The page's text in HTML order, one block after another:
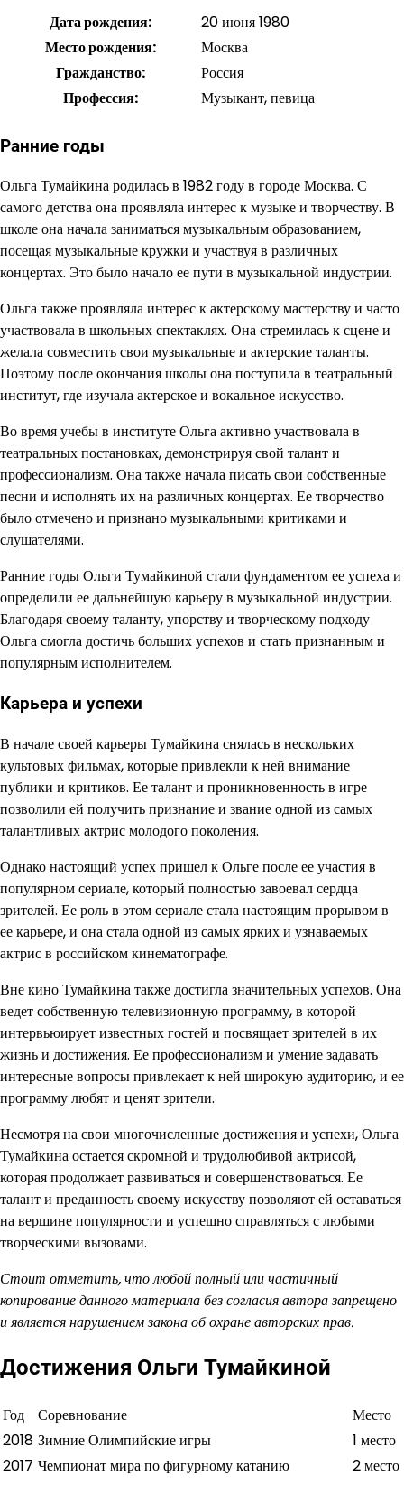
Дата рождения:
20 июня 1980
Место рождения:
Москва
Гражданство:
Россия
Профессия:
Музыкант, певица
Ранние годы
Ольга Тумайкина родилась в 1982 году в городе Москва. С
самого детства она проявляла интерес к музыке и творчеству. В
школе она начала заниматься музыкальным образованием,
посещая музыкальные кружки и участвуя в различных
концертах. Это было начало ее пути в музыкальной индустрии.
Ольга также проявляла интерес к актерскому мастерству и часто
участвовала в школьных спектаклях. Она стремилась к сцене и
желала совместить свои музыкальные и актерские таланты.
Поэтому после окончания школы она поступила в театральный
институт, где изучала актерское и вокальное искусство.
Во время учебы в институте Ольга активно участвовала в
театральных постановках, демонстрируя свой талант и
профессионализм. Она также начала писать свои собственные
песни и исполнять их на различных концертах. Ее творчество
было отмечено и признано музыкальными критиками и
слушателями.
Ранние годы Ольги Тумайкиной стали фундаментом ее успеха и
определили ее дальнейшую карьеру в музыкальной индустрии.
Благодаря своему таланту, упорству и творческому подходу
Ольга смогла достичь больших успехов и стать признанным и
популярным исполнителем.
Карьера и успехи
В начале своей карьеры Тумайкина снялась в нескольких
культовых фильмах, которые привлекли к ней внимание
публики и критиков. Ее талант и проникновенность в игре
позволили ей получить признание и звание одной из самых
талантливых актрис молодого поколения.
Однако настоящий успех пришел к Ольге после ее участия в
популярном сериале, который полностью завоевал сердца
зрителей. Ее роль в этом сериале стала настоящим прорывом в
ее карьере, и она стала одной из самых ярких и узнаваемых
актрис в российском кинематографе.
Вне кино Тумайкина также достигла значительных успехов. Она
ведет собственную телевизионную программу, в которой
интервьюирует известных гостей и посвящает зрителей в их
жизнь и достижения. Ее профессионализм и умение задавать
интересные вопросы привлекает к ней широкую аудиторию, и ее
программу любят и ценят зрители.
Несмотря на свои многочисленные достижения и успехи, Ольга
Тумайкина остается скромной и трудолюбивой актрисой,
которая продолжает развиваться и совершенствоваться. Ее
талант и преданность своему искусству позволяют ей оставаться
на вершине популярности и успешно справляться с любыми
творческими вызовами.
Стоит отметить, что любой полный или частичный
копирование данного материала без согласия автора запрещено
и является нарушением закона об охране авторских прав.
Достижения Ольги Тумайкиной
Год Соревнование
Место
2018 Зимние Олимпийские игры
1 место
2017 Чемпионат мира по фигурному катанию
2 место